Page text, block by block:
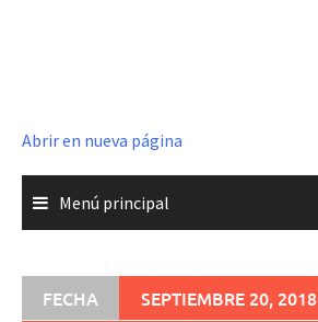
Abrir en nueva página
Menú principal
FECHA SEPTIEMBRE 20, 2018